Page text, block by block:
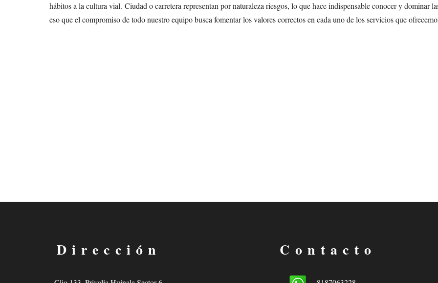
hábitos a la cultura vial. Ciudad o carretera representan por naturaleza riesgos, lo que hace indispensable conocer y dominar
eso que el compromiso de todo nuestro equipo busca fomentar los valores correctos en cada uno de los servicios que
Dirección Contacto